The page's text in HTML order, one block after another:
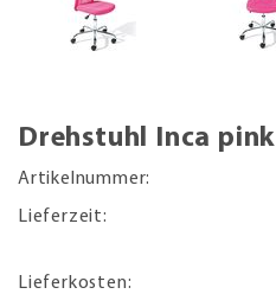
Drehstuhl Inca pink
Artikelnummer:
Lieferzeit:
Lieferkosten: